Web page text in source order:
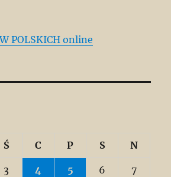
POLSKICH online
Ś C P S N
3 4 5 6 7